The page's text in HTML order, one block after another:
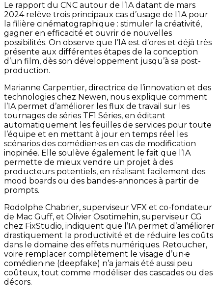
Le rapport du CNC autour de l’IA datant de mars
2024 relève trois principaux cas d’usage de l’IA pour
la filière cinématographique : stimuler la créativité,
gagner en efficacité et ouvrir de nouvelles
possibilités. On observe que l’IA est d’ores et déjà très
présente aux différentes étapes de la conception
d’un film, dès son développement jusqu’à sa post-
production.
Marianne Carpentier, directrice de l’innovation et des
technologies chez Newen, nous explique comment
l’IA permet d’améliorer les flux de travail sur les
tournages de séries TF1 Séries, en éditant
automatiquement les feuilles de services pour toute
l’équipe et en mettant à jour en temps réel les
scénarios des comédien·es en cas de modification
inopinée. Elle soulève également le fait que l’IA
permette de mieux vendre un projet à des
producteurs potentiels, en réalisant facilement des
mood boards ou des bandes-annonces à partir de
prompts.
Rodolphe Chabrier, superviseur VFX et co-fondateur
de Mac Guff, et Olivier Osotimehin, superviseur CG
chez FixStudio, indiquent que l’IA permet d’améliorer
drastiquement la productivité et de réduire les coûts
dans le domaine des effets numériques. Retoucher,
voire remplacer complètement le visage d’un·e
comédien·ne (deepfake) n’a jamais été aussi peu
coûteux, tout comme modéliser des cascades ou des
décors.